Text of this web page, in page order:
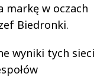
markę w oczach
Biedronki.
wyniki tych sieci